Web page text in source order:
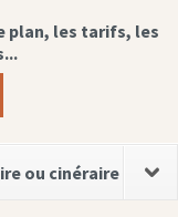
plan, les tarifs, les
ou cinéraire